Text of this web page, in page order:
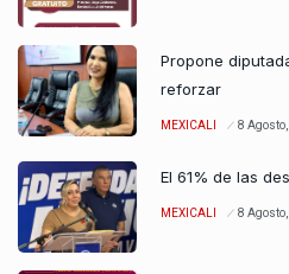
Propone
reforzar
MEXICALI 8
El 61% de las
MEXICALI 8